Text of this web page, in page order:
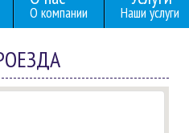
О компании Наши услуги